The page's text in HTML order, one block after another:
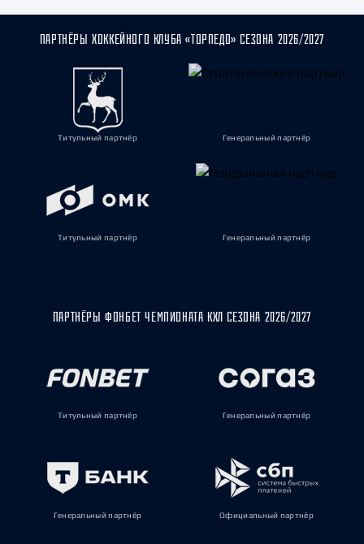
ПАРТНЁРЫ ХОККЕЙНОГО КЛУБА «ТОРПЕДО» СЕЗОНА 2026/2027
Титульный партнёр Генеральный партнёр
Титульный партнёр Генеральный партнёр
ПАРТНЁРЫ ФОНБЕТ ЧЕМПИОНАТА КХЛ СЕЗОНА 2026/2027
Титульный партнёр Генеральный партнёр
Генеральный партнёр Официальный партнёр